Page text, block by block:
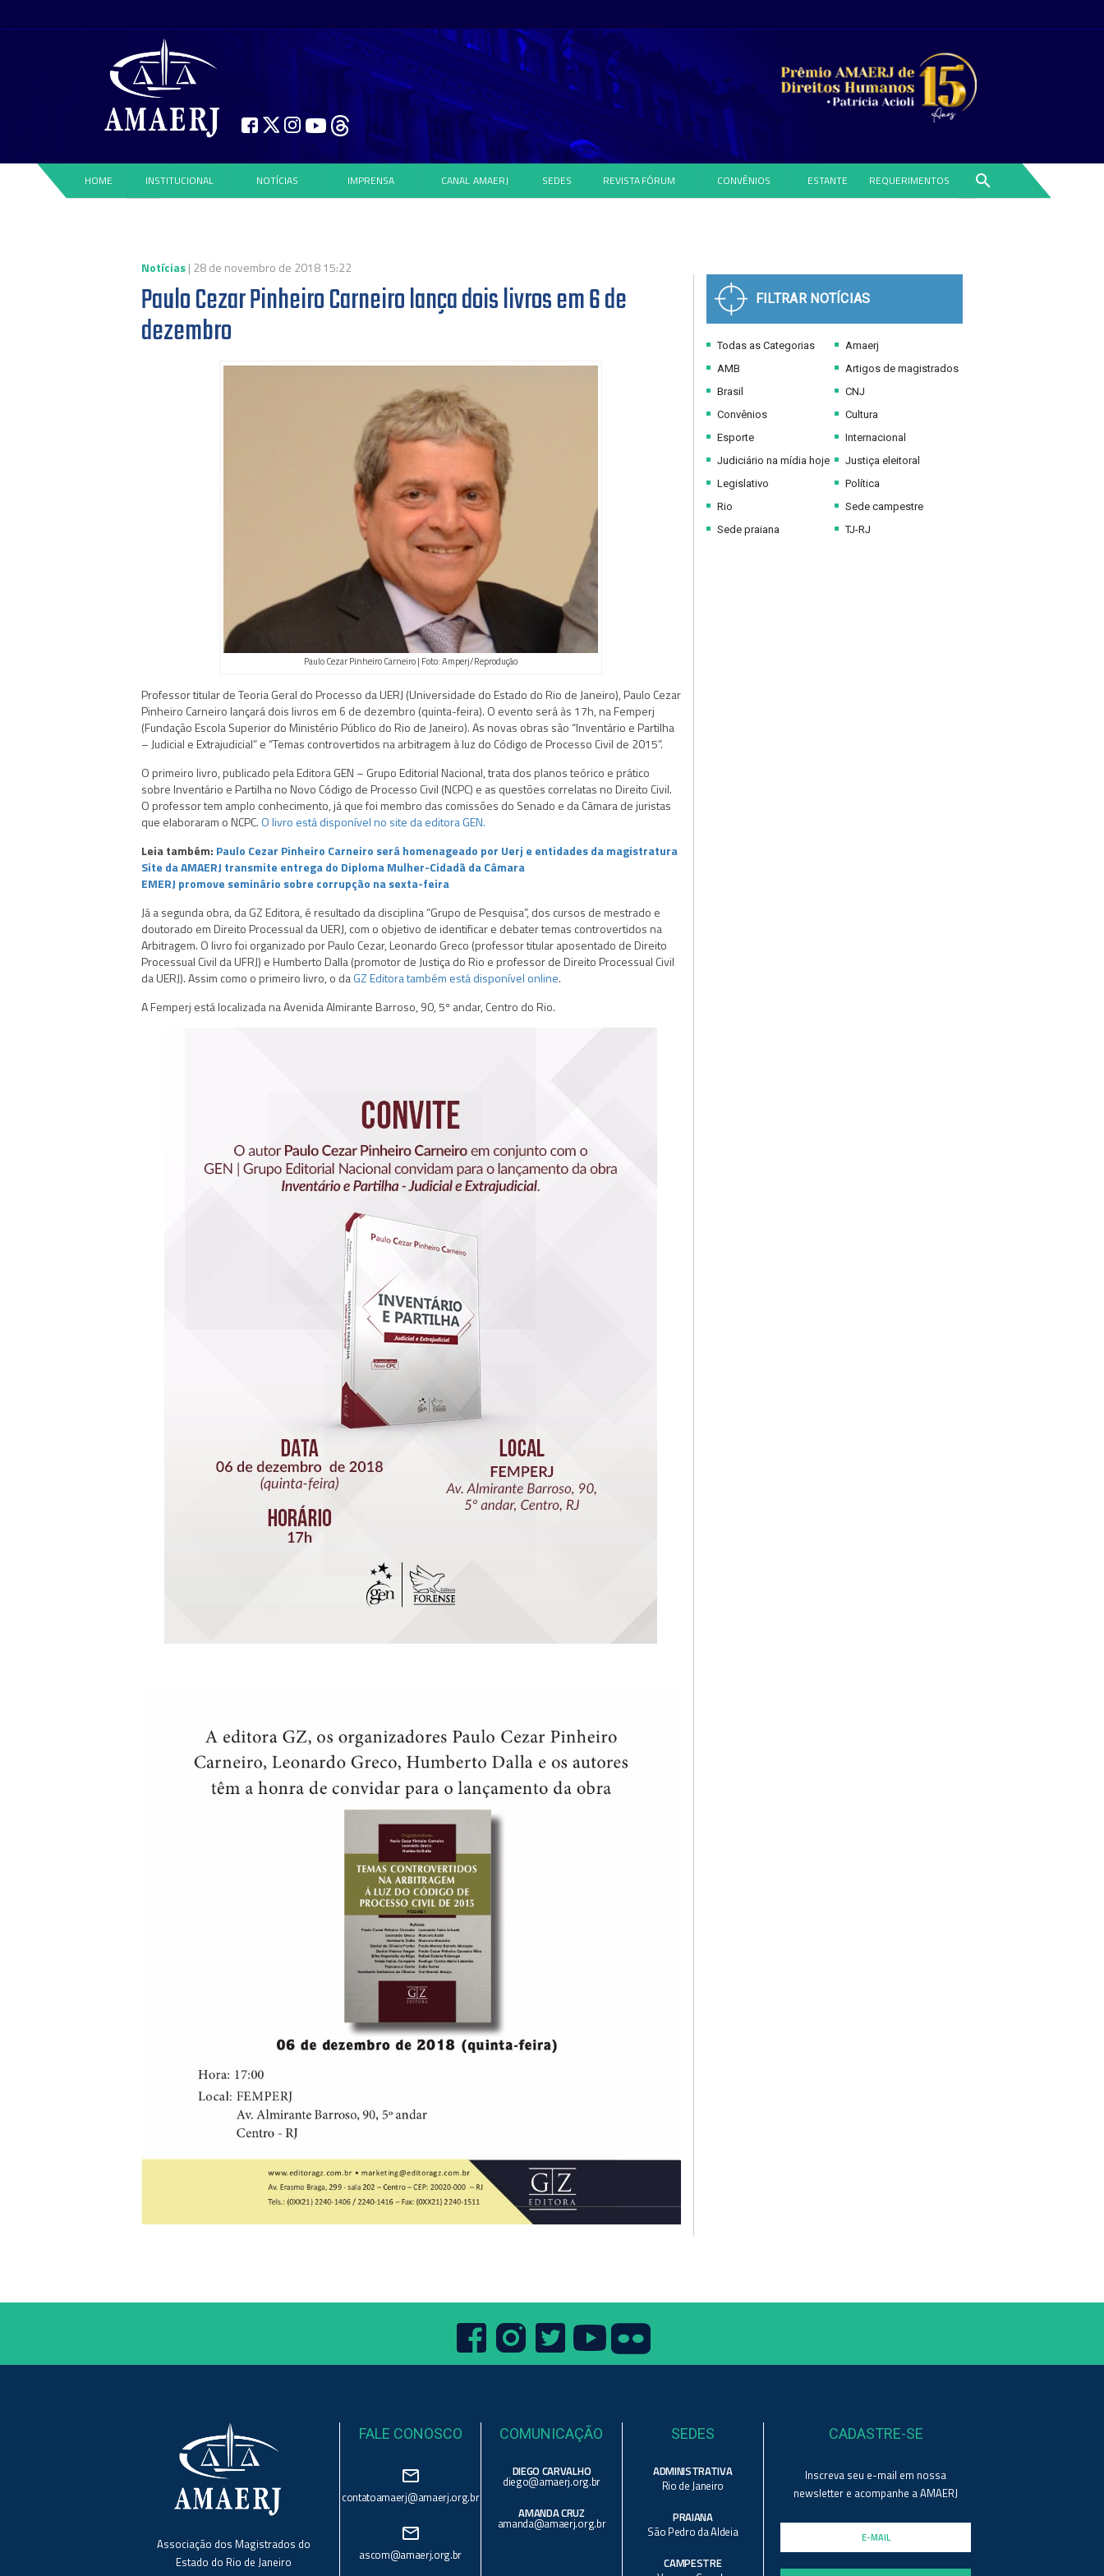
HOME INSTITUCIONAL NOTÍCIAS IMPRENSA CANAL AMAERJ SEDES REVISTAFÓRUM CONVÊNIOS ESTANTE REQUERIMENTOS search
Notícias| 28 de novembro de 2018 15:22
Paulo Cezar Pinheiro Carneiro lança dois livros em 6 de
dezembro
Paulo Cezar Pinheiro Carneiro | Foto: Amperj/Reprodução
Professor titular de Teoria Geral do Processo da UERJ (Universidade do Estado do Rio de Janeiro), Paulo Cezar
Pinheiro Carneiro lançará dois livros em 6 de dezembro (quinta-feira). O evento será às 17h, na Femperj
(Fundação Escola Superior do Ministério Público do Rio de Janeiro). As novas obras são “Inventário e Partilha
– Judicial e Extrajudicial” e “Temas controvertidos na arbitragem à luz do Código de Processo Civil de 2015”.
O primeiro livro, publicado pela Editora GEN – Grupo Editorial Nacional, trata dos planos teórico e prático
sobre Inventário e Partilha no Novo Código de Processo Civil (NCPC) e as questões correlatas no Direito Civil.
O professor tem amplo conhecimento, já que foi membro das comissões do Senado e da Câmara de juristas
que elaboraram o NCPC. O livro está disponível no site da editora GEN.
Leia também: Paulo Cezar Pinheiro Carneiro será homenageado por Uerj e entidades da magistratura
Site da AMAERJ transmite entrega do Diploma Mulher-Cidadã da Câmara
EMERJ promove seminário sobre corrupção na sexta-feira
Já a segunda obra, da GZ Editora, é resultado da disciplina “Grupo de Pesquisa”, dos cursos de mestrado e
doutorado em Direito Processual da UERJ, com o objetivo de identificar e debater temas controvertidos na
Arbitragem. O livro foi organizado por Paulo Cezar, Leonardo Greco (professor titular aposentado de Direito
Processual Civil da UFRJ) e Humberto Dalla (promotor de Justiça do Rio e professor de Direito Processual Civil
da UERJ). Assim como o primeiro livro, o daGZ Editora também está disponível online.
A Femperj está localizada na Avenida Almirante Barroso, 90, 5º andar, Centro do Rio.
FILTRAR NOTÍCIAS
Todas as Categorias
AMB
Brasil
Convênios
Esporte
Judiciário na mídia hoje
Legislativo
Rio
Sede praiana
Amaerj
Artigos de magistrados
CNJ
Cultura
Internacional
Justiça eleitoral
Política
Sede campestre
TJ-RJ
Associação dos Magistrados do
Estado do Rio de Janeiro
FALE CONOSCO
mail_outline
contatoamaerj@amaerj.org.br
mail_outline
ascom@amaerj.org.br
COMUNICAÇÃO
DIEGO CARVALHO
diego@amaerj.org.br
AMANDA CRUZ
amanda@amaerj.org.br
SEDES
ADMINISTRATIVA
Rio de Janeiro
PRAIANA
São Pedro da Aldeia
CAMPESTRE
CADASTRE-SE
Inscreva seu e-mail em nossa
newsletter e acompanhe a AMAERJ